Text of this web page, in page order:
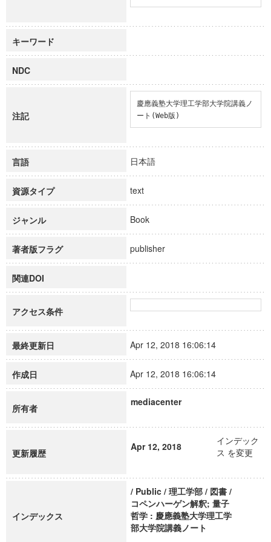
キーワード
NDC
注記
慶應義塾大学理工学部大学院講義ノ
ート(Web版)
言語 日本語
資源タイプ text
ジャンル Book
著者版フラグ publisher
関連DOI
アクセス条件
最終更新日 Apr 12, 2018 16:06:14
作成日 Apr 12, 2018 16:06:14
所有者
mediacenter
更新履歴
Apr 12, 2018
インデック
ス を変更
インデックス
/ Public / 理工学部 / 図書 /
コペンハーゲン解釈; 量子
哲学 : 慶應義塾大学理工学
部大学院講義ノート